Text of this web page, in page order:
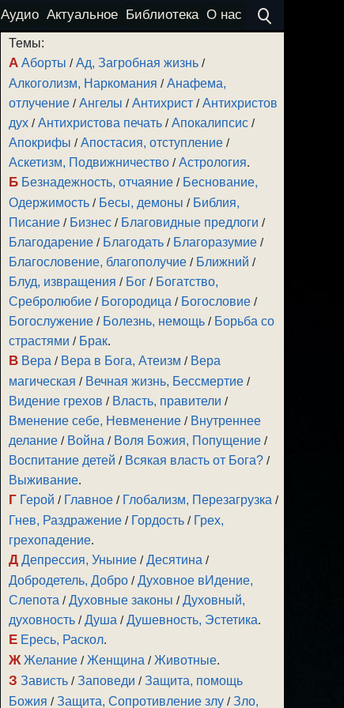
Аудио Актуальное Библиотека О нас
Темы:
А Аборты /Ад, Загробная жизнь /
Алкоголизм, Наркомания /Анафема,
отлучение /Ангелы /Антихрист /Антихристов
дух /Антихристова печать /Апокалипсис /
Апокрифы /Апостасия, отступление /
Аскетизм, Подвижничество /Астрология.
Б Безнадежность, отчаяние / Беснование,
Одержимость / Бесы, демоны / Библия,
Писание / Бизнес / Благовидные предлоги /
Благодарение / Благодать / Благоразумие /
Благословение, благополучие / Ближний /
Блуд, извращения / Бог / Богатство,
Сребролюбие / Богородица / Богословие /
Богослужение / Болезнь, немощь / Борьба со
страстями / Брак.
В Вера / Вера в Бога, Атеизм / Вера
магическая / Вечная жизнь, Бессмертие /
Видение грехов / Власть, правители /
Вменение себе, Невменение / Внутреннее
делание / Война / Воля Божия, Попущение /
Воспитание детей / Всякая власть от Бога? /
Выживание.
Г Герой / Главное / Глобализм, Перезагрузка /
Гнев, Раздражение / Гордость / Грех,
грехопадение.
Д Депрессия, Уныние /Десятина /
Добродетель, Добро /Духовное вИдение,
Слепота /Духовные законы /Духовный,
духовность /Душа /Душевность, Эстетика.
Е Ересь, Раскол.
Ж Желание /Женщина /Животные.
З Зависть /Заповеди /Защита, помощь
Божия /Защита, Сопротивление злу /Зло,